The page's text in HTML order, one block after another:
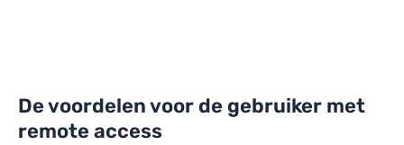
De voordelen voor de gebruiker met
remote access